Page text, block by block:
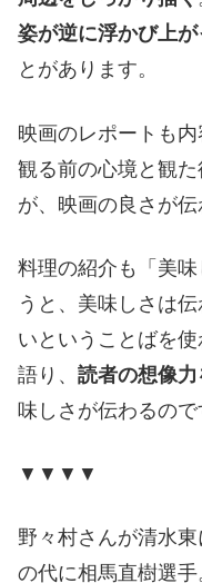
姿が逆に浮かび上
とがあります。
映画のレポートも
観る前の心境と観
が、映画の良さが伝
料理の紹介も「美
うと、美味しさは
いということばを使
語り、 読者の想像
味しさが伝わるので
▼▼▼▼
野々村さんが清水
の代に相馬直樹選